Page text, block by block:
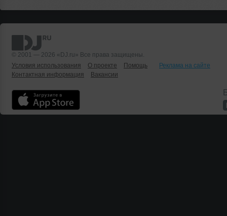
© 2001 — 2026 «DJ.ru» Все права защищены.
Условия использования
О проекте Помощь
Реклама на сайте
Контактная информация
Вакансии